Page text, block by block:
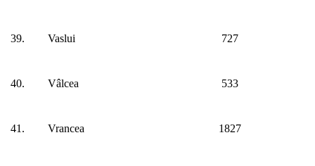
39. Vaslui 727
40. Vâlcea 533
41. Vrancea 1827